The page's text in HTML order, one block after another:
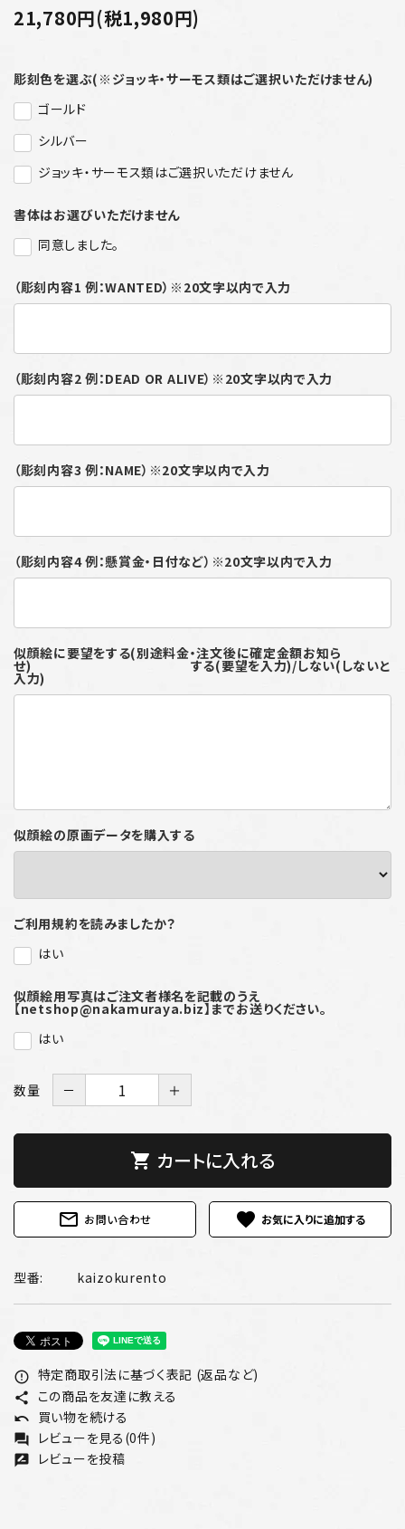
21,780円(税1,980円)
彫刻色を選ぶ(※ジョッキ・サーモス類はご選択いただけません)
ゴールド
シルバー
ジョッキ・サーモス類はご選択いただけません
書体はお選びいただけません
同意しました。
（彫刻内容1 例：WANTED）※20文字以内で入力
（彫刻内容2 例：DEAD OR ALIVE）※20文字以内で入力
（彫刻内容3 例：NAME）※20文字以内で入力
（彫刻内容4 例：懸賞金・日付など）※20文字以内で入力
似顔絵に要望をする(別途料金・注文後に確定金額お知ら
せ) する(要望を入力)/しない(しないと
入力)
似顔絵の原画データを購入する
ご利用規約を読みましたか？
はい
似顔絵用写真はご注文者様名を記載のうえ
【netshop@nakamuraya.biz】までお送りください。
はい
数量 － ＋
shopping_cart カートに入れる
mail_outline お問い合わせ favorite
型番: kaizokurento
error_outline 特定商取引法に基づく表記 (返品など)
share この商品を友達に教える
undo 買い物を続ける
forum レビューを見る(0件)
rate_review レビューを投稿